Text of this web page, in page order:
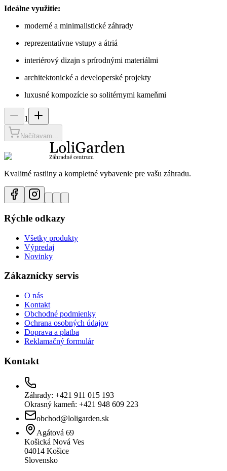
Ideálne využitie:
moderné a minimalistické záhrady
reprezentatívne vstupy a átriá
interiérový dizajn s prírodnými materiálmi
architektonické a developerské projekty
luxusné kompozície so solitérnymi kameňmi
1
Načítavam...
Kvalitné rastliny a kompletné vybavenie pre vašu záhradu.
Rýchle odkazy
Všetky produkty
Výpredaj
Novinky
Zákaznícky servis
O nás
Kontakt
Obchodné podmienky
Ochrana osobných údajov
Doprava a platba
Reklamačný formulár
Kontakt
Záhrady: +421 911 015 193
Okrasný kameň: +421 948 609 223
obchod@loligarden.sk
Agátová 69
Košická Nová Ves
04014 Košice
Slovensko